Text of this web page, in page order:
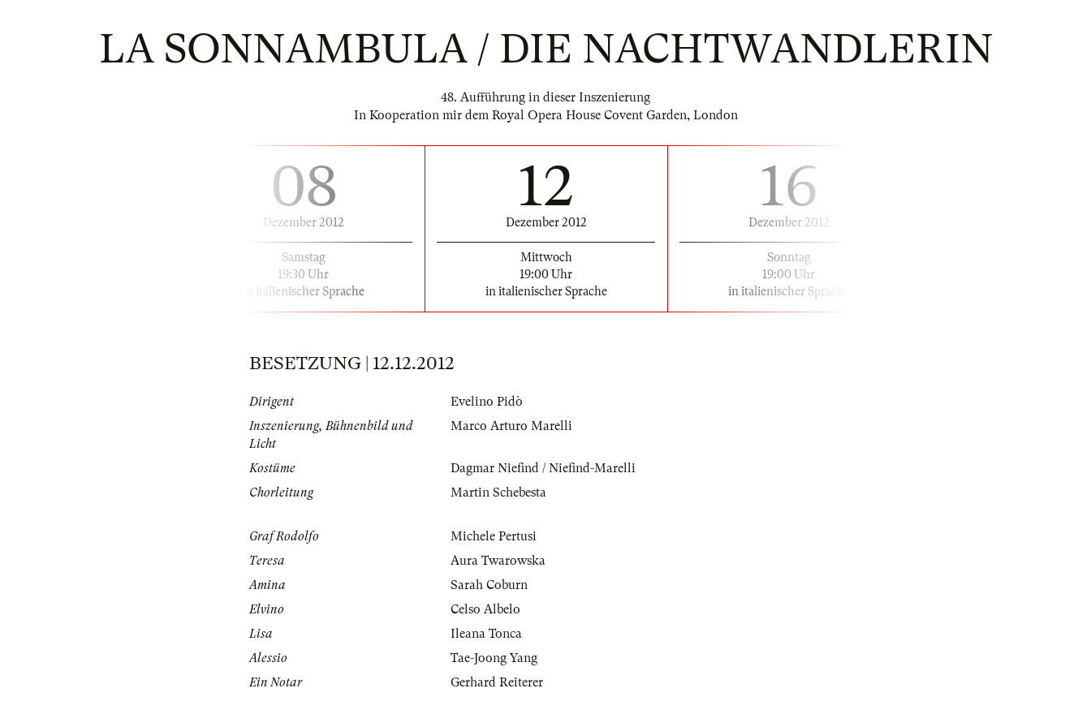
LA SONNAMBULA / DIE NACHTWANDLERIN
48. Aufführung in dieser Inszenierung
In Kooperation mir dem Royal Opera House Covent Garden, London
08
Dezember 2012
Samstag
19:30 Uhr
in italienischer Sprache
12
Dezember 2012
Mittwoch
19:00 Uhr
in italienischer Sprache
16
Dezember 2012
Sonntag
19:00 Uhr
in italienischer Sprache
BESETZUNG | 12.12.2012
Dirigent
Evelino Pidò
Inszenierung, Bühnenbild und
Licht
Marco Arturo Marelli
Kostüme
Dagmar Niefind / Niefind-Marelli
Chorleitung
Martin Schebesta
Graf Rodolfo
Michele Pertusi
Teresa
Aura Twarowska
Amina
Sarah Coburn
Elvino
Celso Albelo
Lisa
Ileana Tonca
Alessio
Tae-Joong Yang
Ein Notar
Gerhard Reiterer